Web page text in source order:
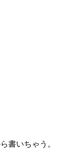
書いちゃう。